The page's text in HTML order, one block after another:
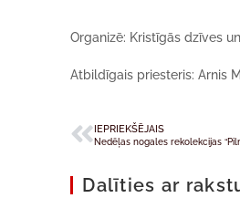
Organizē: Kristīgās dzīves
Atbildīgais priesteris: Arnis
IEPRIEKŠĒJAIS
Nedēļas nogales rekolekcijas
Dalīties ar